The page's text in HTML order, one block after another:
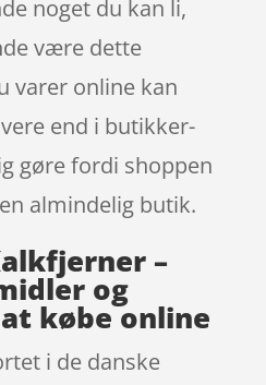
noget du kan li,
være dette
varer online kan
end i butikker-
gøre fordi shoppen
almindelig butik.
–
og
købe online
i de danske